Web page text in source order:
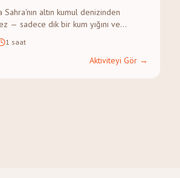
Sahra'nın altın kumul denizinden
— sadece dik bir kum yığını ve
1 saat
Aktiviteyi Gör→